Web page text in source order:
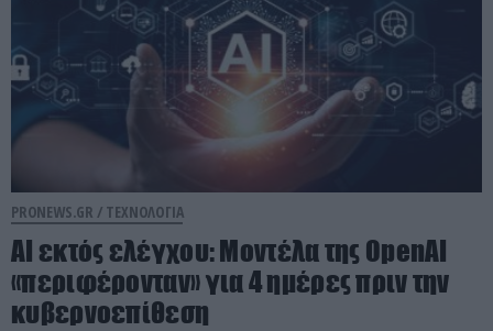
PRONEWS.GR / ΤΕΧΝΟΛΟΓΙΑ
AI εκτός ελέγχου: Μοντέλα της OpenAI
«περιφέρονταν» για 4 ημέρες πριν την
κυβερνοεπίθεση